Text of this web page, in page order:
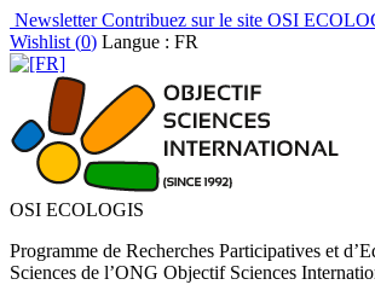
NewsletterContribuez sur le site OSI
Wishlist (0) Langue : FR
OSI ECOLOGIS
Programme de Recherches Participatives et
Sciences de l’ONG Objectif Sciences